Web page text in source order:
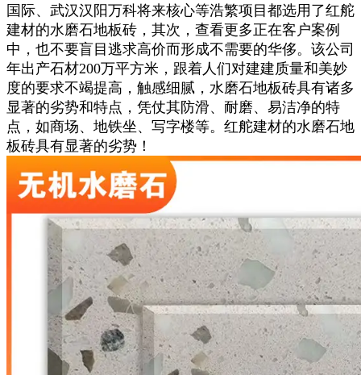
国际、武汉汉阳万科将来核心等浩繁项目都选用了红舵
建材的水磨石地板砖，其次，查看更多正在客户案例
中，也不要盲目逃求高价而形成不需要的华侈。该公司
年出产石材200万平方米，跟着人们对建建质量和美妙
度的要求不竭提高，触感细腻，水磨石地板砖具有诸多
显著的劣势和特点，凭仗其防滑、耐磨、易洁净的特
点，如商场、地铁坐、写字楼等。红舵建材的水磨石地
板砖具有显著的劣势！